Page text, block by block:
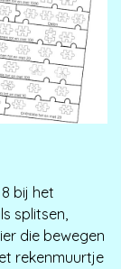
bij het
splitsen,
die bewegen
rekenmuurtje